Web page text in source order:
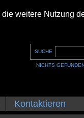
weitere Nutzung
SUCHE
NICHTS
Kontaktieren